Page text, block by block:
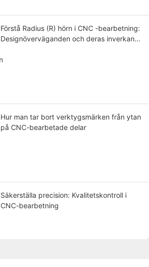
Förstå Radius (R) hörn i CNC -bearbetning:
Designöverväganden och deras inverkan
Hur man tar bort verktygsmärken från ytan
på CNC-bearbetade delar
Säkerställa precision: Kvalitetskontroll i
CNC-bearbetning